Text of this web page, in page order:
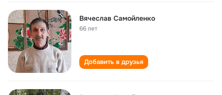
Вячеслав Самойленко
66 лет
Добавить в друзья